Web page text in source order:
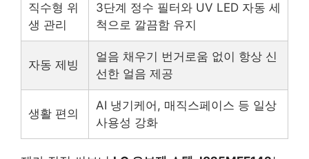
직수형 위
생 관리
3단계 정수 필터와 UV LED 자동 세
척으로 깔끔함 유지
자동 제빙
얼음 채우기 번거로움 없이 항상 신
선한 얼음 제공
생활 편의
AI 냉기케어, 매직스페이스 등 일상
사용성 강화